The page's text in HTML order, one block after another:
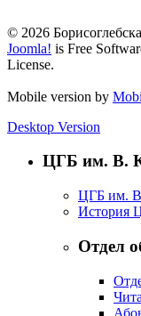
© 2026
Joomla! is Free
License.
Mobile version by
Desktop Version
ЦГБ им. В.
ЦГБ им.
История
Отдел